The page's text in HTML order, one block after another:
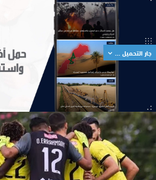
جار التحميل ...